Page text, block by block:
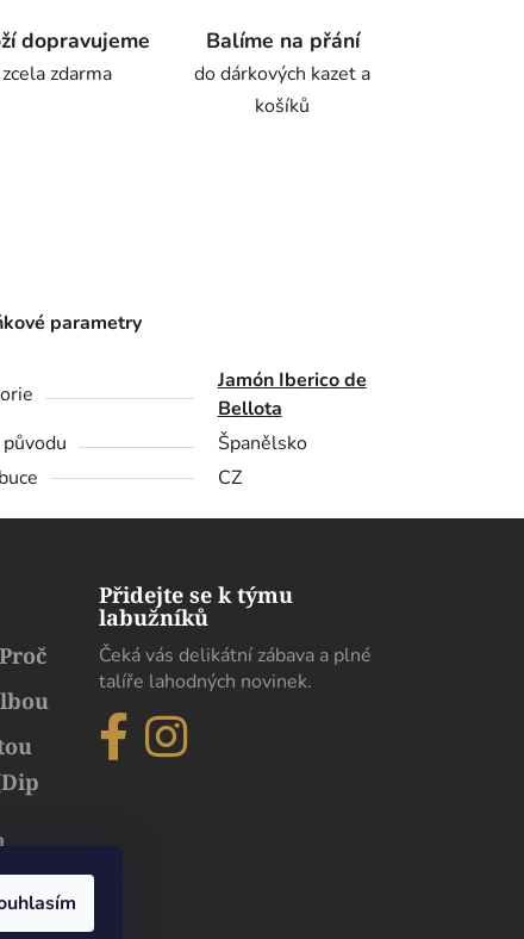
dopravujeme
zcela zdarma
Balíme na přání
do dárkových kazet a
košíků
parametry
Jamón Iberico de
Bellota
Španělsko
CZ
Přidejte se k týmu
labužníků
Čeká vás delikátní zábava a plné
talíře lahodných novinek.